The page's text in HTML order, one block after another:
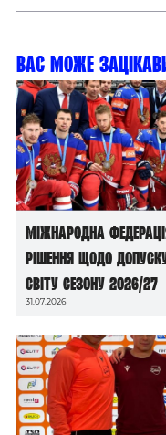
Вас може
Міжнародна
рішення щодо
світу сезону 2026/27
31.07.2026